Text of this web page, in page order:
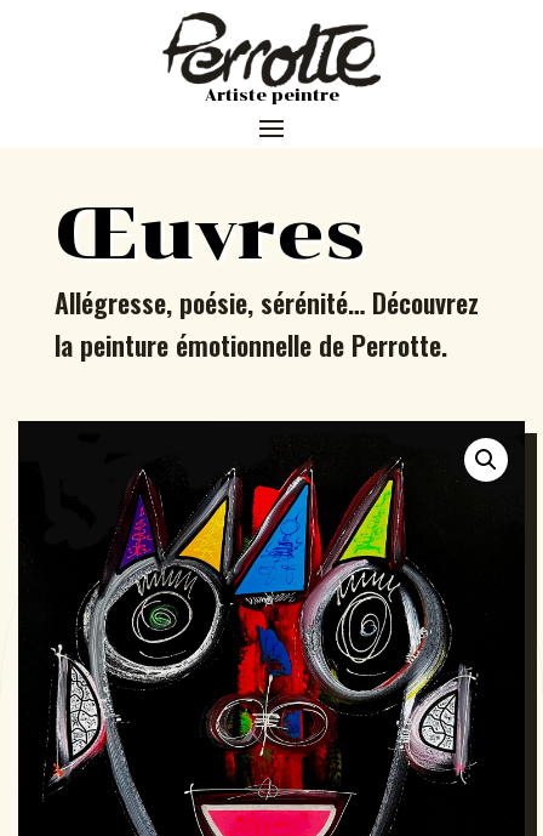
Artiste peintre
Œuvres
Allégresse, poésie, sérénité… Découvrez
la peinture émotionnelle de Perrotte.